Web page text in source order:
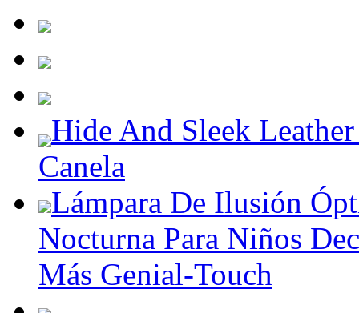
Hide And Sleek
Canela
Lámpara De Ilusión
Nocturna Para Niños
Más Genial-Touch